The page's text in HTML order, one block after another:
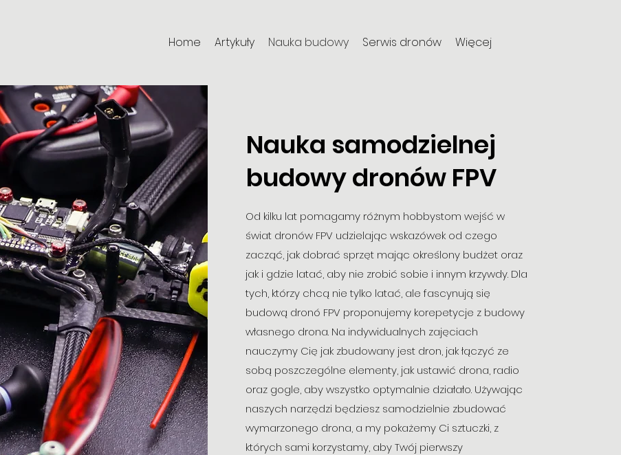
Home Artykuły Nauka budowy Serwis dronów Więcej
Nauka samodzielnej
budowy dronów FPV
Od kilku lat pomagamy różnym hobbystom wejść w
świat dronów FPV udzielając wskazówek od czego
zacząć, jak dobrać sprzęt mając określony budżet oraz
jak i gdzie latać, aby nie zrobić sobie i innym krzywdy. Dla
tych, którzy chcą nie tylko latać, ale fascynują się
budową dronó FPV proponujemy korepetycje z budowy
własnego drona. Na indywidualnych zajęciach
nauczymy Cię jak zbudowany jest dron, jak łączyć ze
sobą poszczególne elementy, jak ustawić drona, radio
oraz gogle, aby wszystko optymalnie działało. Używając
naszych narzędzi będziesz samodzielnie zbudować
wymarzonego drona, a my pokażemy Ci sztuczki, z
których sami korzystamy, aby Twój pierwszy